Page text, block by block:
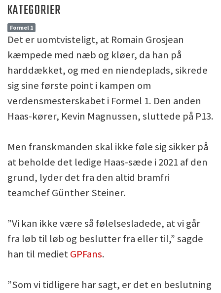
KATEGORIER
Formel 1
Det er uomtvisteligt, at Romain Grosjean
kæmpede med næb og kløer, da han på
harddækket, og med en niendeplads, sikrede
sig sine første point i kampen om
verdensmesterskabet i Formel 1. Den anden
Haas-kører, Kevin Magnussen, sluttede på P13.
Men franskmanden skal ikke føle sig sikker på
at beholde det ledige Haas-sæde i 2021 af den
grund, lyder det fra den altid bramfri
teamchef Günther Steiner.
”Vi kan ikke være så følelsesladede, at vi går
fra løb til løb og beslutter fra eller til,” sagde
han til medietGPFans.
”Som vi tidligere har sagt, er det en beslutning